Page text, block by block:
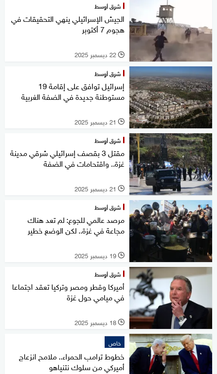
شرق أوسط
الجيش الإسرائيلي ينهي التحقيقات في
هجوم 7 أكتوبر
l 22 ديسمبر 2025
شرق أوسط
إسرائيل توافق على إقامة 19
مستوطنة جديدة في الضفة الغربية
l 21 ديسمبر 2025
شرق أوسط
مقتل 3 بقصف إسرائيلي شرقي مدينة
غزة.. واقتحامات في الضفة
l 21 ديسمبر 2025
شرق أوسط
مرصد عالمي للجوع: لم تعد هناك
مجاعة في غزة.. لكن الوضع خطير
l 19 ديسمبر 2025
شرق أوسط
أميركا وقطر ومصر وتركيا تعقد اجتماعا
في ميامي حول غزة
l 18 ديسمبر 2025
خاص
خطوط ترامب الحمراء.. ملامح انزعاج
أميركي من سلوك نتنياهو